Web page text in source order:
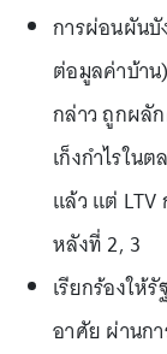
การผ่อนผันบั
ต่อมูลค่าบ้าน
กล่าว ถูกผลั
เก็งกำไรใ
แล้ว แต่
หลังที่ 2, 3
เรียกร้องให้
อาศัย ผ่านก